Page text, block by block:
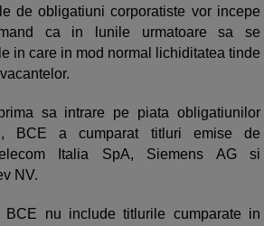
de obligatiuni corporatiste vor incepe
ca in lunile urmatoare sa se
in care in mod normal lichiditatea tinde
sa intrare pe piata obligatiunilor
BCE a cumparat titluri emise de
Italia SpA, Siemens AG si
NV.
BCE nu include titlurile cumparate in